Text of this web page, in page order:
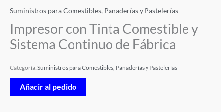
Suministros para Comestibles, Panaderías y Pastelerías
Impresor con Tinta Comestible y
Sistema Continuo de Fábrica
Categoría: Suministros para Comestibles, Panaderías y Pastelerías
Añadir al pedido